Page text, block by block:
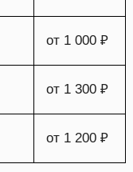
от 1 000 ₽
от 1 300 ₽
от 1 200 ₽